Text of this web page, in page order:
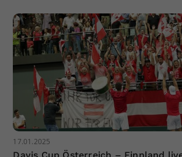
17.01.2025
Davis Cup Österreich – Finnland